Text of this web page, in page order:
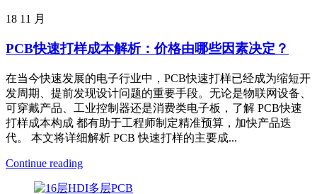
18 11 月
PCB快速打样成本解析：价格由哪些因素决定？
在当今快速发展的电子行业中，PCB快速打样已经成为缩短开
发周期、提前发现设计问题的重要手段。无论是物联网设备、
可穿戴产品、工业控制器还是消费类电子板，了解 PCB快速
打样成本构成 都有助于工程师制定精准预算，加快产品迭
代。 本文将详细解析 PCB 快速打样的主要成...
Continue reading